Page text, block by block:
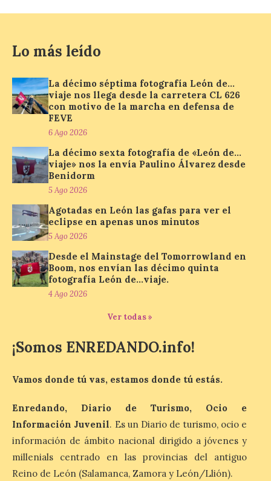
animación.
incorpora un amplio
calendario de actividades
de animación dirigidas a
martes 4 de agosto una nueva edición de
su tradicional Mercado Medieval, que
hasta el próximo 6 […]
Un viaje a la Antigüedad:
el Museo del Prado
propone un recorrido por
obras de su Colección de
inspiración clásica
6 Ago 2026
Al hilo del estreno de La
Odisea de Christopher
reúne una selección de
obras relacionadas con la
viajes, que se suceden al ritmo de un
evocador tema de La […]
Patrimonio Nacional
cancela la temporada de
fuentes de La Granja ante
la escasez de agua
Lo más leído
La décimo séptima fotografía León de…
viaje nos llega desde la carretera CL 626
con motivo de la marcha en defensa de
FEVE
6 Ago 2026
La décimo sexta fotografía de «León de…
viaje» nos la envía Paulino Álvarez desde
Benidorm
5 Ago 2026
Agotadas en León las gafas para ver el
eclipse en apenas unos minutos
5 Ago 2026
Desde el Mainstage del Tomorrowland en
Boom, nos envían las décimo quinta
fotografía León de…viaje.
4 Ago 2026
Ver todas »
¡Somos ENREDANDO.info!
Vamos donde tú vas, estamos donde tú estás.
Enredando, Diario de Turismo, Ocio e
Información Juvenil. Es un Diario de turismo, ocio e
información de ámbito nacional dirigido a jóvenes y
millenials centrado en las provincias del antiguo
Reino de León (Salamanca, Zamora y León/Llión).